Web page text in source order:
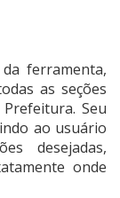
ferramenta,
as seções
Seu
ao usuário
desejadas,
onde